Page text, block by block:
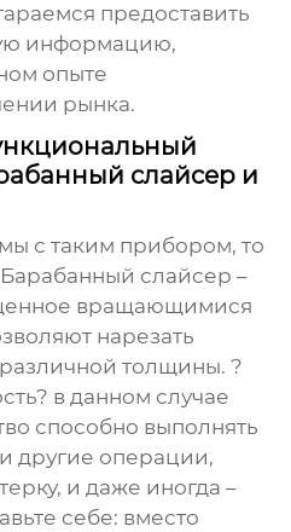
предоставить
информацию,
опыте
рынка.
слайсер и
с таким прибором, то
слайсер –
вращающимися
нарезать
толщины. ?
в данном случае
способно выполнять
другие операции,
и даже иногда –
себе: вместо